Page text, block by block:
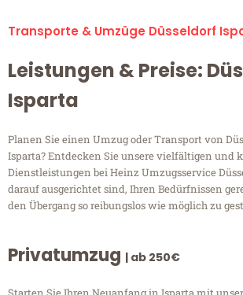
Transporte & Umzüge Düsseldorf
Leistungen & Preise:
Isparta
Planen Sie einen Umzug oder Transport von
Isparta? Entdecken Sie unsere vielfältigen und
Dienstleistungen bei Heinz Umzugsservice
darauf ausgerichtet sind, Ihren Bedürfnissen
den Übergang so reibungslos wie möglich zu
Privatumzug | ab 250€